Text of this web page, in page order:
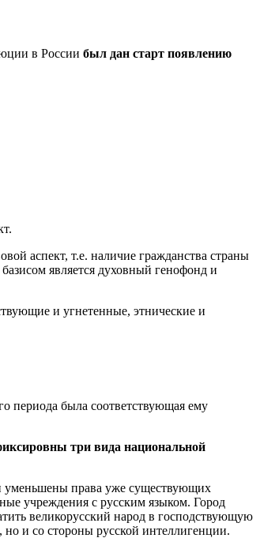
в России был дан старт появлению
аспект, т.е. наличие гражданства страны
является духовный генофонд и
и угнетенные, этнические и
периода была соответствующая ему
три вида национальной
уменьшены права уже существующих
учреждения с русским языком. Город
великорусский народ в господствующую
и со стороны русской интеллигенции.